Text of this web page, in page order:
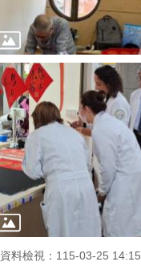
資料檢視：115-03-25 14:15